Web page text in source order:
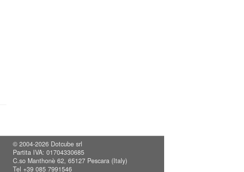
© 2004-2026 Dotcube srl
Partita IVA: 01704330685
C.so Manthonè 62, 65127 Pescara (Italy)
Tel +39 085 7991546